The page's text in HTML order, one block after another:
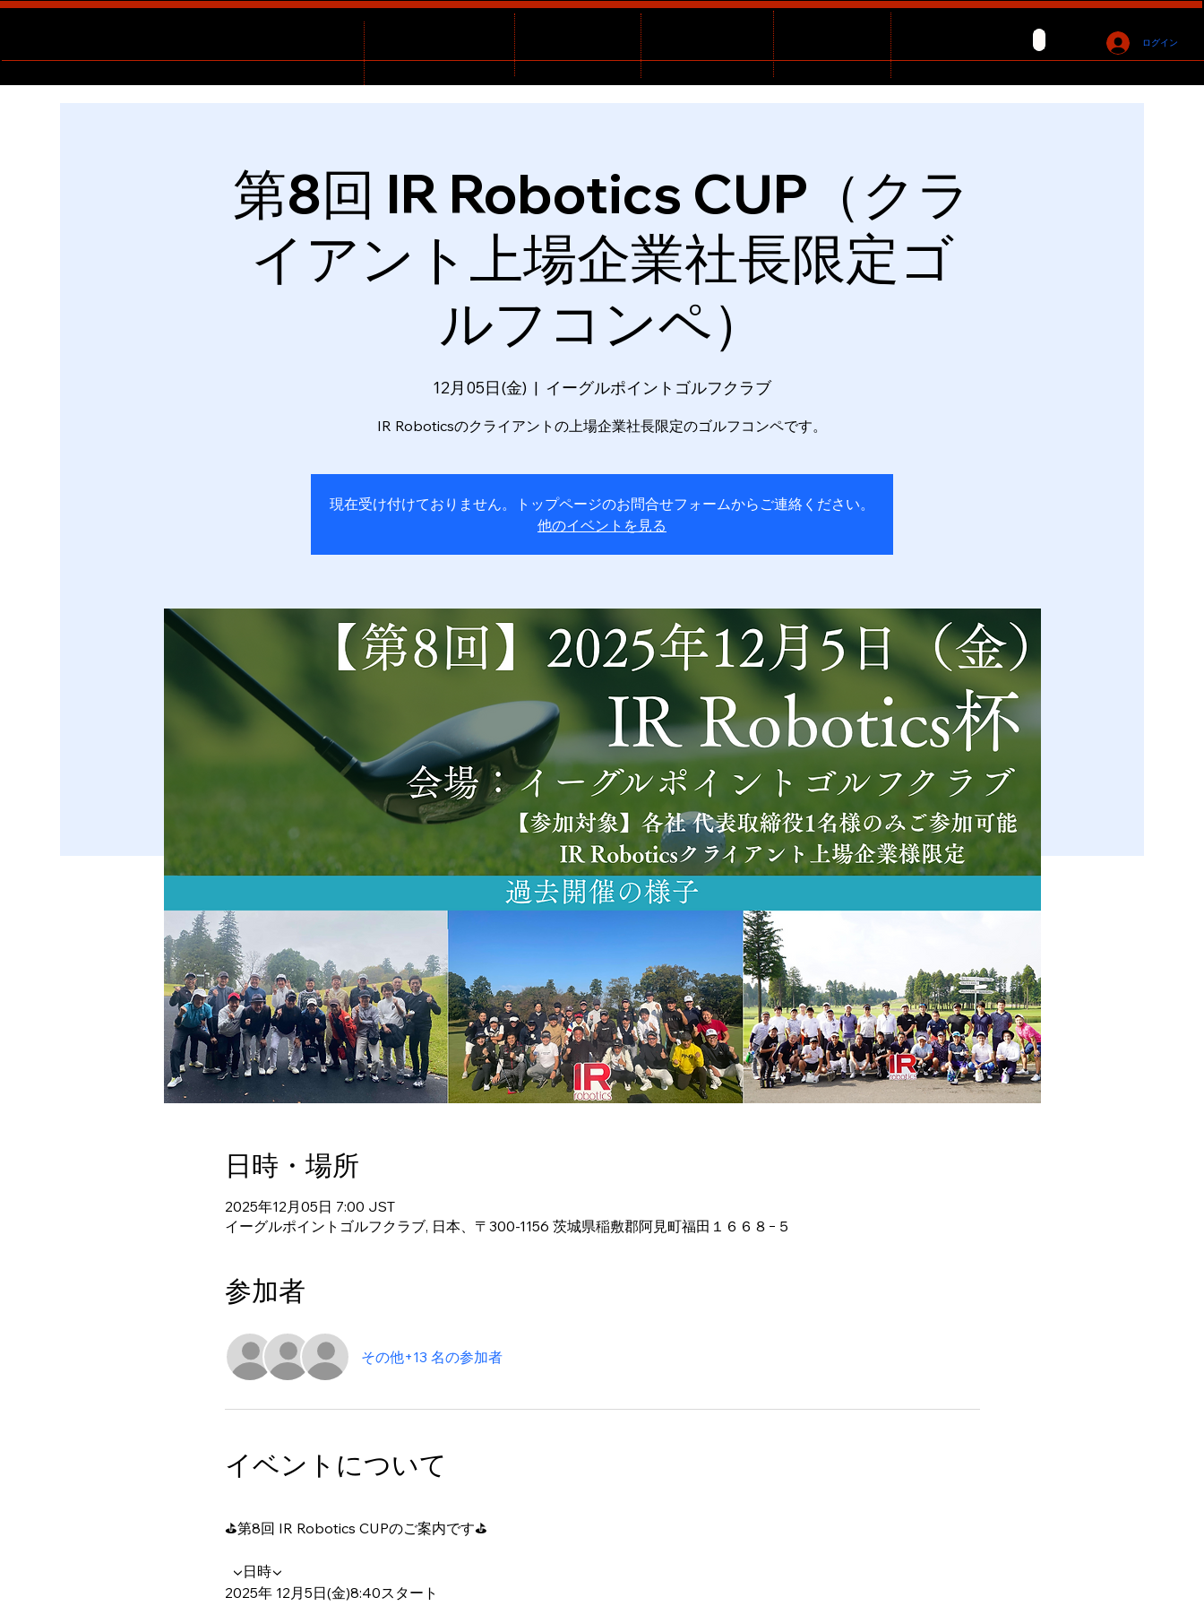
ログイン
第8回 IR Robotics CUP（クラ
イアント上場企業社長限定ゴ
ルフコンペ）
12月05日(金)
  |
イーグルポイントゴルフクラブ
IR Roboticsのクライアントの上場企業社長限定のゴルフコンペです。
現在受け付けておりません。トップページのお問合せフォームからご連絡ください。
他のイベントを見る
日時・場所
2025年12月05日 7:00 JST
イーグルポイントゴルフクラブ, 日本、〒300-1156 茨城県稲敷郡阿見町福田１６６８−５
参加者
その他+13 名の参加者
イベントについて
⛳第8回 IR Robotics CUPのご案内です⛳
▼日時▼
2025年 12月5日(金)8:40スタート